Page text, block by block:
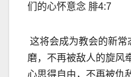
们的心怀意念 腓4:7
这将会成为教会的新
磨，不再被敌人的旋风
心思得自由，不再被仇